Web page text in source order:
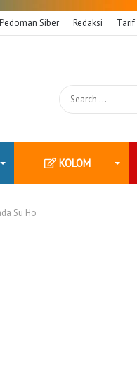
Pedoman Siber Redaksi Tarif
KOLOM
Su Ho